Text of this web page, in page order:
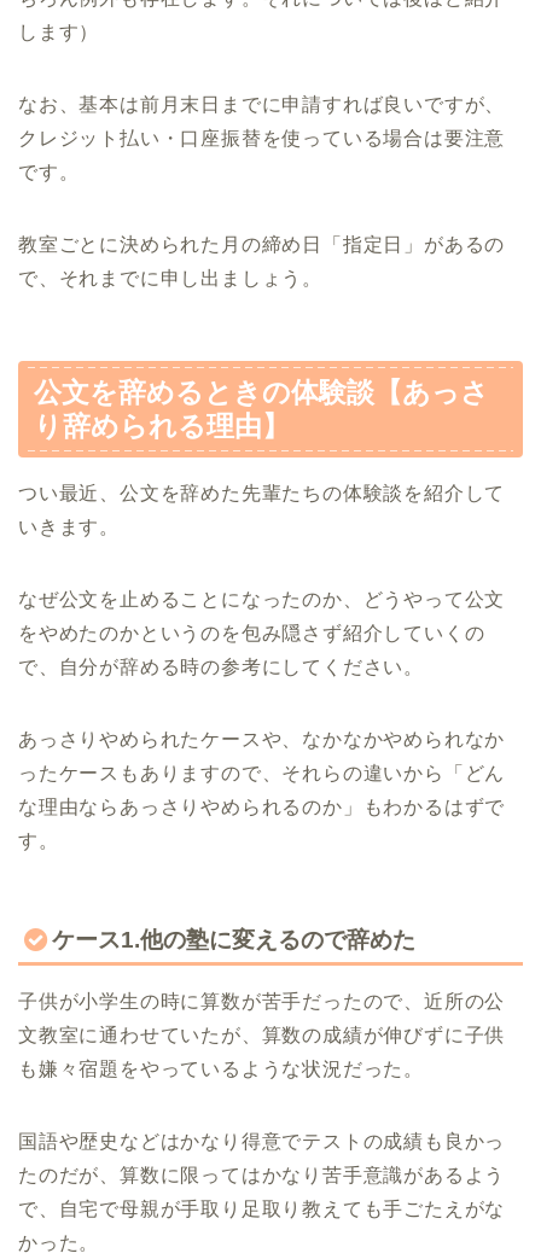
します）
なお、基本は前月末日までに申請すれば良いですが、
クレジット払い・口座振替を使っている場合は要注意
です。
教室ごとに決められた月の締め日「指定日」があるの
で、それまでに申し出ましょう。
公文を辞めるときの体験談【あっさ
り辞められる理由】
つい最近、公文を辞めた先輩たちの体験談を紹介して
いきます。
なぜ公文を止めることになったのか、どうやって公文
をやめたのかというのを包み隠さず紹介していくの
で、自分が辞める時の参考にしてください。
あっさりやめられたケースや、なかなかやめられなか
ったケースもありますので、それらの違いから「どん
な理由ならあっさりやめられるのか」もわかるはずで
す。
ケース1.他の塾に変えるので辞めた
子供が小学生の時に算数が苦手だったので、近所の公
文教室に通わせていたが、算数の成績が伸びずに子供
も嫌々宿題をやっているような状況だった。
国語や歴史などはかなり得意でテストの成績も良かっ
たのだが、算数に限ってはかなり苦手意識があるよう
で、自宅で母親が手取り足取り教えても手ごたえがな
かった。